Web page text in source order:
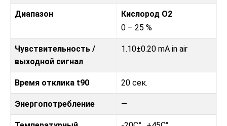
Диапазон
Кислород O2
0 – 25 %
Чувствительность /
выходной сигнал
1.10±0.20 mA in air
Время отклика t90 20 сек.
Энергопотребление —